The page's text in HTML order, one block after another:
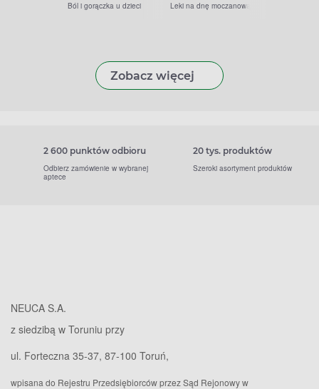
Ból i gorączka u dzieci
Leki na dnę moczanową
Zobacz więcej
2 600 punktów odbioru
Odbierz zamówienie w wybranej
aptece
20 tys. produktów
Szeroki asortyment produktów
NEUCA S.A.
z siedzibą w Toruniu przy
ul. Forteczna 35-37, 87-100 Toruń,
wpisana do Rejestru Przedsiębiorców przez Sąd Rejonowy w